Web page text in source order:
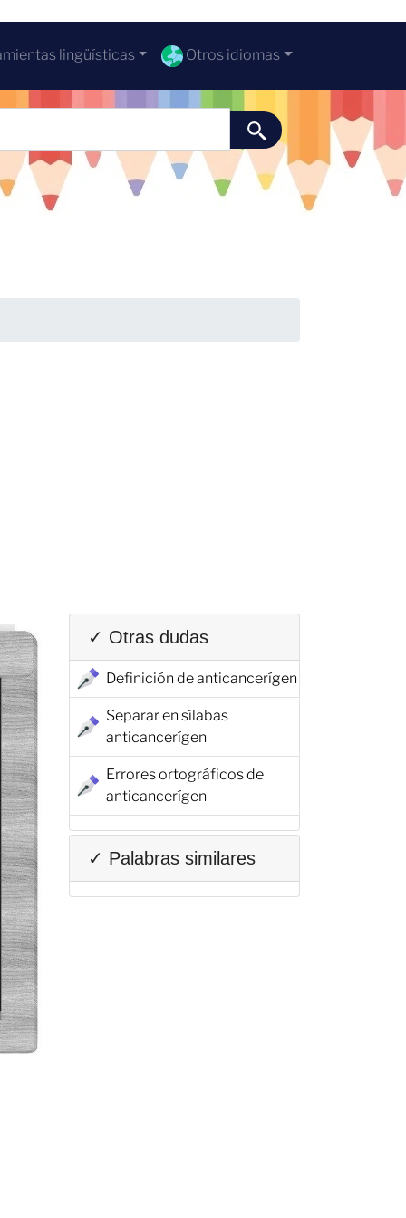
lingüísticas Otros idiomas
✓ Otras dudas
Definición de anticancerígen
Separar en sílabas
anticancerígen
Errores ortográficos de
anticancerígen
✓ Palabras similares